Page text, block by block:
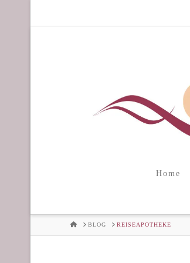
Home
HOMEBLOG REISEAPOTHEKE